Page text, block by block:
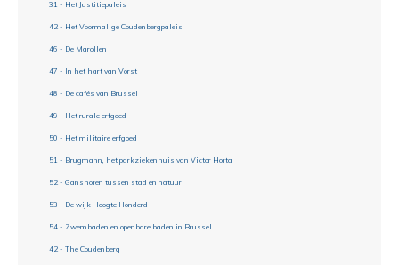
31 - Het Justitiepaleis
42 - Het Voormalige Coudenbergpaleis
46 - De Marollen
47 - In het hart van Vorst
48 - De cafés van Brussel
49 - Het rurale erfgoed
50 - Het militaire erfgoed
51 - Brugmann, het parkziekenhuis van Victor Horta
52 - Ganshoren tussen stad en natuur
53 - De wijk Hoogte Honderd
54 - Zwembaden en openbare baden in Brussel
42 - The Coudenberg